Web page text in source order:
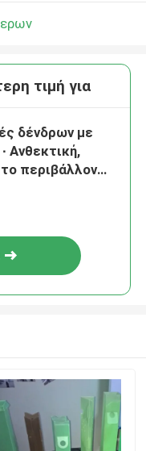
τιμή για
δένδρων με
Ανθεκτική,
περιβάλλον
και τα ζώα που
μεγέθη και